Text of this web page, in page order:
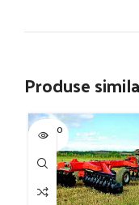
Produse
SOLD O
UT